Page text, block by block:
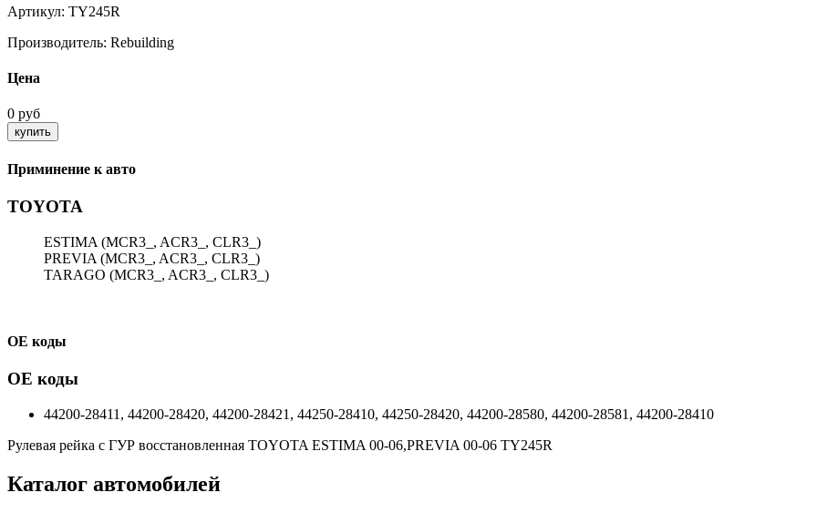
Артикул: TY245R
Производитель: Rebuilding
Цена
0 руб
Приминение к авто
TOYOTA
ESTIMA (MCR3_, ACR3_, CLR3_)
PREVIA (MCR3_, ACR3_, CLR3_)
TARAGO (MCR3_, ACR3_, CLR3_)
ОЕ коды
ОЕ коды
44200-28411, 44200-28420, 44200-28421, 44250-28410, 44250-28420, 44200-28580, 44200-28581, 44200-28410
Рулевая рейка с ГУР восстановленная TOYOTA ESTIMA 00-06,PREVIA 00-06 TY245R
Каталог автомобилей